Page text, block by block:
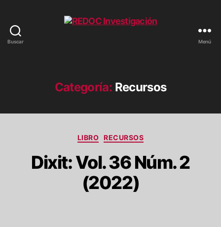
Buscar Menú
Categoría: Recursos
Categorías
LIBRO RECURSOS
Dixit: Vol. 36 Núm. 2
(2022)